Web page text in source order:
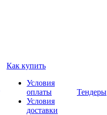
Как купить
Условия
оплаты
Условия
доставки
Тендеры